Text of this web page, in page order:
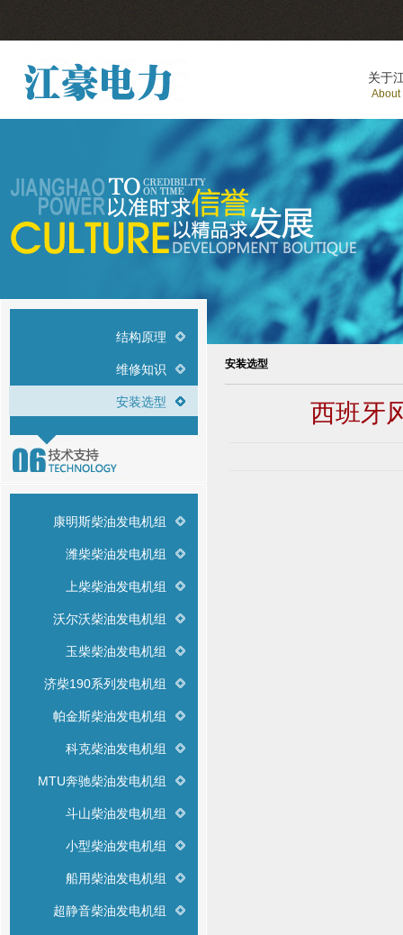
关于
About
结构原理
维修知识
安装选型
康明斯柴油发电机组
潍柴柴油发电机组
上柴柴油发电机组
沃尔沃柴油发电机组
玉柴柴油发电机组
济柴190系列发电机组
帕金斯柴油发电机组
科克柴油发电机组
MTU奔驰柴油发电机组
斗山柴油发电机组
小型柴油发电机组
船用柴油发电机组
超静音柴油发电机组
安装选型
西班牙